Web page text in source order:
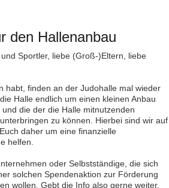
den Hallenanbau
Sportler, liebe (Groß-)Eltern, liebe
habt, finden an der Judohalle mal wieder
Halle endlich um einen kleinen Anbau
die der die Halle mitnutzenden
zu können. Hierbei sind wir auf
daher um eine finanzielle
helfen.
oder Selbstständige, die sich
solchen Spendenaktion zur Förderung
wollen. Gebt die Info also gerne weiter.